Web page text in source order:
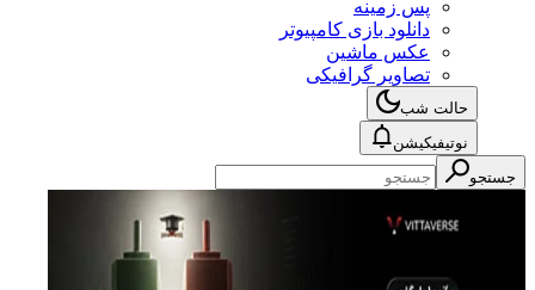
پس زمینه
دانلود بازی کامپیوتر
عکس ماشین
تصاویر گرافیکی
حالت شب
نوتیفیکیشن
جستجو